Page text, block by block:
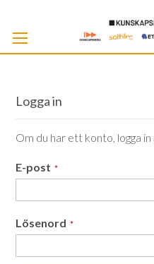
Logga in
Om du har ett konto, logga
E-post
Lösenord